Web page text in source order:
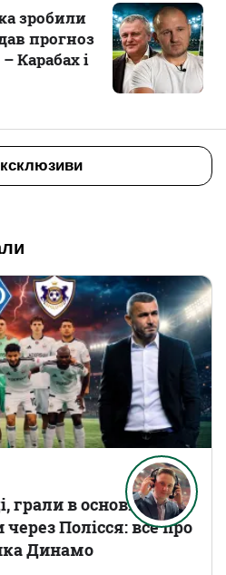
зробили
прогноз
Карабах і
грали в основному
Полісся: все про
Динамо